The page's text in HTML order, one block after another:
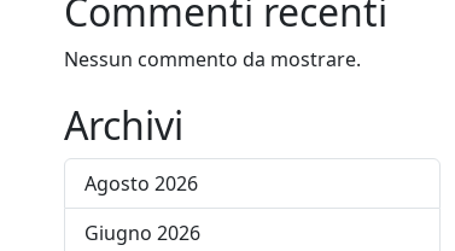
Commenti recenti
Nessun commento da mostrare.
Archivi
Agosto 2026
Giugno 2026